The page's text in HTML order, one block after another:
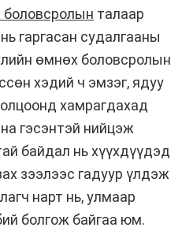
боловсролын талаар
гаргасан судалгааны
өмнөх боловсролын
хэдий ч эмзэг, ядуу
хамрагдахад
гэсэнтэй нийцэж
байдал нь хүүхдүүдэд
зээлээс гадуур үлдэж
нарт нь, улмаар
болгож байгаа юм.